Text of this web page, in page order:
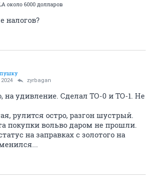
около 6000 долларов
налогов?
zyrbagan
на удивление. Сделал ТО-0 и ТО-1. Не
рулится остро, разгон шустрый.
покупки вольво даром не прошли.
на заправках с золотого на